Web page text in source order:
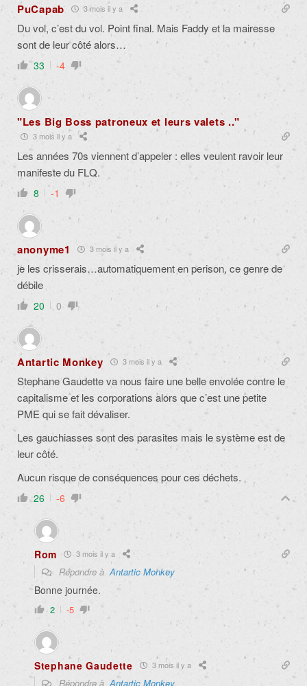
PuCapab 3 mois il y a
Du vol, c’est du vol. Point final. Mais Faddy et la mairesse
sont de leur côté alors…
33 -4
"Les Big Boss patroneux et leurs valets .."
3 mois il y a
Les années 70s viennent d’appeler : elles veulent ravoir leur
manifeste du FLQ.
8 -1
anonyme1 3 mois il y a
je les crisserais…automatiquement en perison, ce genre de
débile
20 0
Antartic Monkey 3 mois il y a
Stephane Gaudette va nous faire une belle envolée contre le
capitalisme et les corporations alors que c’est une petite
PME qui se fait dévaliser.
Les gauchiasses sont des parasites mais le système est de
leur côté.
Aucun risque de conséquences pour ces déchets.
26 -6
Rom 3 mois il y a
Répondre à Antartic Monkey
Bonne journée.
2 -5
Stephane Gaudette 3 mois il y a
Répondre à Antartic Monkey